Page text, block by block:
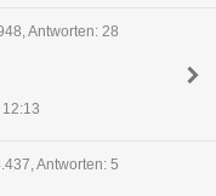
Antworten: 28
Antworten: 5